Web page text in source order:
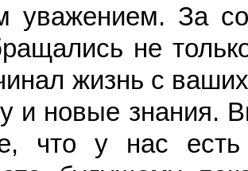
уважением. За
не
жизнь с
и новые знания.
что у нас